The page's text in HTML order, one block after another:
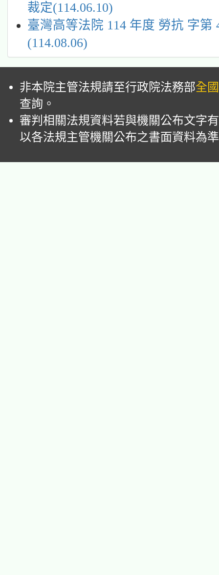
裁定(114.06.10)
臺灣高等法院 114 年度 勞抗 字第
(114.08.06)
非本院主管法規請至行政院法務部全
查詢。
審判相關法規資料若與機關公布文字
以各法規主管機關公布之書面資料為